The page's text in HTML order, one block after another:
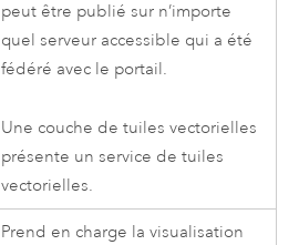
peut être publié sur n’importe
quel serveur accessible qui a été
fédéré avec le portail.
Une couche de tuiles vectorielles
présente un service de tuiles
vectorielles.
Prend en charge la visualisation